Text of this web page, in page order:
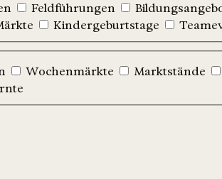
Feldführungen
Kindergeburtstage
Wochenmärkte Marktstände